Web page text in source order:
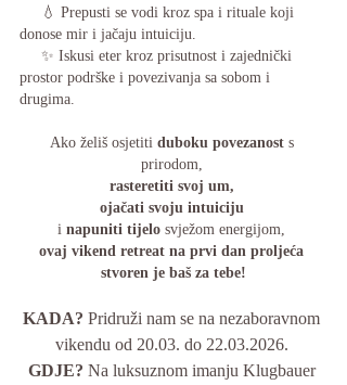
donose mir i jačaju intuiciju.
prostor podrške i povezivanja sa sobom i
drugima.
Ako želiš osjetiti duboku povezanost s
prirodom,
rasteretiti svoj um,
ojačati svoju intuiciju
i napuniti tijelo svježom energijom,
ovaj vikend retreat na prvi dan proljeća
stvoren je baš za tebe!
KADA? Pridruži nam se na nezaboravnom
vikendu od 20.03. do 22.03.2026.
GDJE? Na luksuznom imanju Klugbauer